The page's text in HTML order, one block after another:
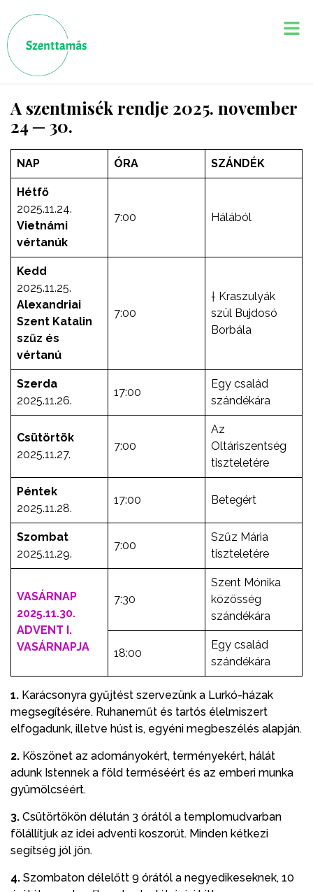
A szentmisék rendje 2025. november
24 ─ 30.
NAP ÓRA SZÁNDÉK
Hétfő
2025.11.24.
Vietnámi
vértanúk
7:00 Hálából
Kedd
2025.11.25.
Alexandriai
Szent Katalin
szűz és
vértanú
7:00
† Kraszulyák
szül Bujdosó
Borbála
Szerda
2025.11.26.
17:00
Egy család
szándékára
Csütörtök
2025.11.27.
7:00
Az
Oltáriszentség
tiszteletére
Péntek
2025.11.28.
17:00 Betegért
Szombat
2025.11.29.
7:00
Szűz Mária
tiszteletére
VASÁRNAP
2025.11.30.
ADVENT I.
VASÁRNAPJA
7:30
Szent Mónika
közösség
szándékára
18:00
Egy család
szándékára
1. Karácsonyra gyűjtést szervezünk a Lurkó-házak
megsegítésére. Ruhaneműt és tartós élelmiszert
elfogadunk, illetve húst is, egyéni megbeszélés alapján.
2. Köszönet az adományokért, terményekért, hálát
adunk Istennek a föld terméséért és az emberi munka
gyümölcséért.
3. Csütörtökön délután 3 órától a templomudvarban
fölállítjuk az idei adventi koszorút. Minden kétkezi
segítség jól jön.
4. Szombaton délelőtt 9 órától a negyedikeseknek, 10